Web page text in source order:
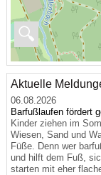
🔍
Aktuelle
06.08.2026
Barfußlaufen fördert
Kinder ziehen im
Wiesen, Sand und
Füße. Denn wer
und hilft dem Fuß,
starten mit eher